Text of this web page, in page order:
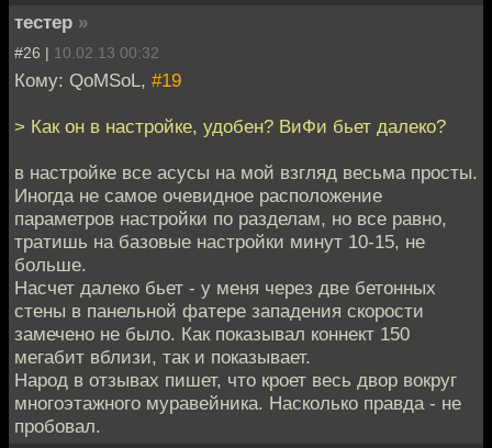
тестер »
#26 | 10.02.13 00:32
Кому: QoMSoL, #19
> Как он в настройке, удобен? ВиФи бьет далеко?
в настройке все асусы на мой взгляд весьма просты.
Иногда не самое очевидное расположение
параметров настройки по разделам, но все равно,
тратишь на базовые настройки минут 10-15, не
больше.
Насчет далеко бьет - у меня через две бетонных
стены в панельной фатере западения скорости
замечено не было. Как показывал коннект 150
мегабит вблизи, так и показывает.
Народ в отзывах пишет, что кроет весь двор вокруг
многоэтажного муравейника. Насколько правда - не
пробовал.